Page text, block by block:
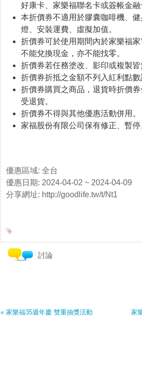
好康卡、家樂福聯名卡或簽帳金融
本折價券不適用於膠囊咖啡機、
燈、安裝運費、虛擬加值。
折價券可於使用期間內於家樂福
不能兌換現金，亦不能找零。
折價券若任務塗改、影印或複製皆
折價券折抵之金額不列入紅利點數
折價券購買之商品，退貨時折價
受退貨。
折價券不得與其他優惠活動併用。
家福股份有限公司保有修正、暫停
優惠區域: 全台
優惠日期: 2024-04-02 ~ 2024-04-09
分享網址: http://goodlife.tw/t/Nt1
討論
« 家樂福35週年慶 雙重抽獎活動 家